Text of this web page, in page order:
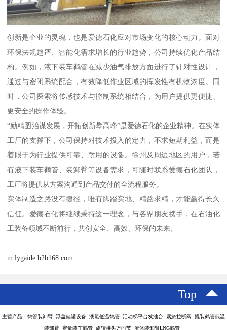
创新是企业的灵魂，也是爱德石化应对市场变化的核心动力。面对
环保法规趋严、智能化需求增长的行业趋势，公司持续优化产品结
构。例如，液下装车鹤管在减少油气排放方面进行了针对性设计，
通过与密闭系统配合，有效降低作业区域的挥发性有机物浓度。同
时，公司探索将传感技术与控制系统相结合，为用户提供更便捷、
更安全的操作体验。
“励精图治谋发展，开拓创新攀高峰”是爱德石化的企业精神。在实体
工厂的支撑下，公司保持对技术投入的定力，不求短期利益，而是
着眼于为行业提供可靠、耐用的设备。徐州及周边地区的用户，若
有液下装车鹤管、装卸臂等设备需求，可随时联系爱德石化团队，
工厂将提供从方案沟通到产品交付的全流程服务。
实体制造之路没有捷径，唯有脚踏实地、精益求精，才能赢得长久
信任。爱德石化将继续秉持这一理念，与各界朋友携手，在石油化
工装备领域不断前行，共创安全、高效、环保的未来。
m.lygaide.b2b168.com
Top
主营产品：鹤管装卸臂 浮盘储罐设备 液氯低温鹤管 活动梯平台发油台 紧急拉断阀 撬装鹤管低温
装卸臂 定量装车鹤管 旋转接头万向节 流体装卸臂LNG鹤管